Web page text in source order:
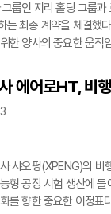
룹인 지리 홀딩 그룹
는 최종 계약을 체결했
한 양사의 중요한 움직
브라질을 재무제표에 통
장 네트워크에 접근할
세나 산업단지가 이번
에어로HT, 비
샤오펑(XPENG)의 비
형 공장 시험 생산에
를 향한 중요한 이정표